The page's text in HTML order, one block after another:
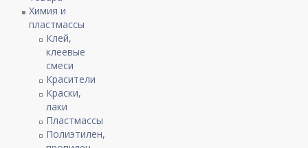
Химия и
пластмассы
Клей,
клеевые
смеси
Красители
Краски,
лаки
Пластмассы
Полиэтилен,